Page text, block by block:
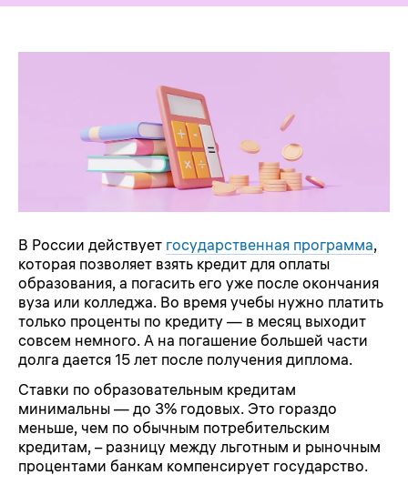
В России действует государственная программа,
которая позволяет взять кредит для оплаты
образования, а погасить его уже после окончания
вуза или колледжа. Во время учебы нужно платить
только проценты по кредиту — в месяц выходит
совсем немного. А на погашение большей части
долга дается 15 лет после получения диплома.
Ставки по образовательным кредитам
минимальны — до 3% годовых. Это гораздо
меньше, чем по обычным потребительским
кредитам, – разницу между льготным и рыночным
процентами банкам компенсирует государство.